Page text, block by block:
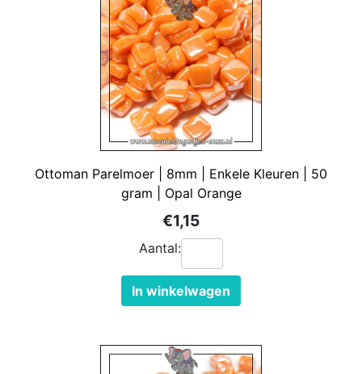
Ottoman Parelmoer | 8mm | Enkele Kleuren | 50
gram | Opal Orange
€1,15
Aantal:
In winkelwagen